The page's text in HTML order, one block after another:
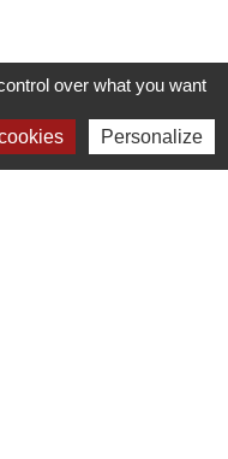
Gidy
over what you want
Personalize